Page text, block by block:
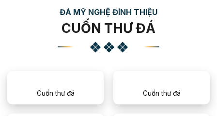
ĐÁ MỸ NGHỆ ĐÌNH THIỆU
CUỐN THƯ ĐÁ
Cuốn thư đá Cuốn thư đá